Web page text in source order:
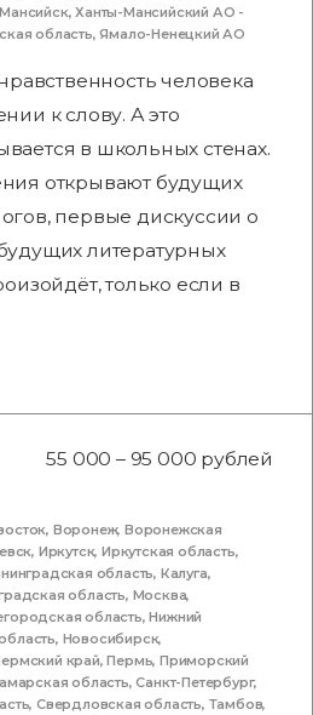
,Ханты-Мансийский АО -
область,Ямало-Ненецкий АО
человека
к слову. А это
в школьных стенах.
открывают будущих
первые дискуссии о
литературных
только если в
55 000 – 95 000 рублей
, Воронеж,Воронежская
, Иркутск,Иркутская область,
область, Калуга,
область, Москва,
область,Нижний
, Новосибирск,
край,Пермь,Приморский
область,Санкт-Петербург,
,Свердловская область, Тамбов,